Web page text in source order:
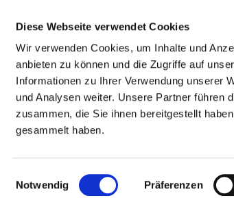
Diese Webseite verwendet Cookies
Wir verwenden Cookies, um Inhalte und
anbieten zu können und die Zugriffe auf
Informationen zu Ihrer Verwendung unserer
und Analysen weiter. Unsere Partner führen
zusammen, die Sie ihnen bereitgestellt
gesammelt haben.
Einwilligungsauswahl
Notwendig Präferenzen
info@ev-
Impressum